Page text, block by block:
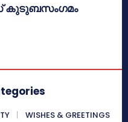
കുടുബസംഗമം
WISHES & GREETINGS